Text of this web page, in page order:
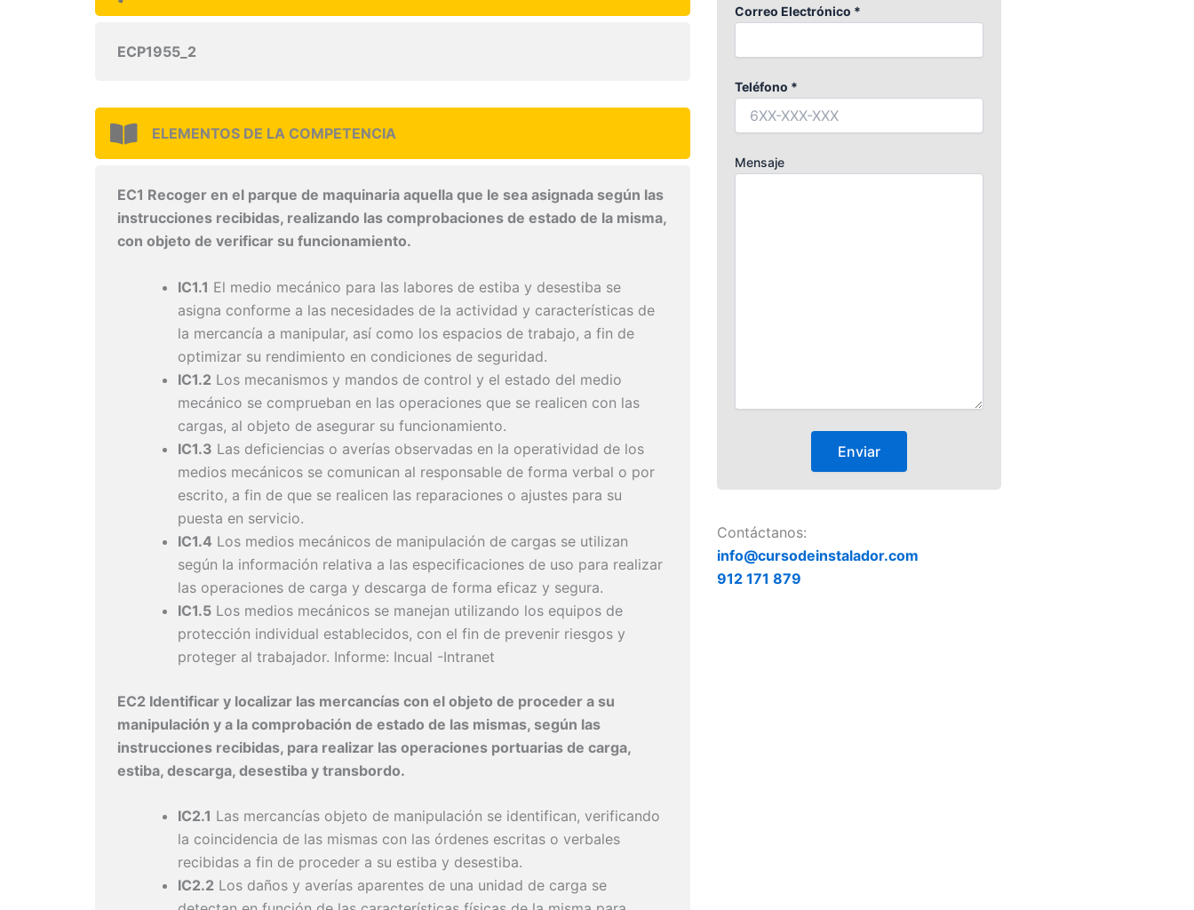
ECP1955_2
ELEMENTOS DE LA COMPETENCIA
EC1 Recoger en el parque de maquinaria aquella que le sea asignada según las
instrucciones recibidas, realizando las comprobaciones de estado de la misma,
con objeto de verificar su funcionamiento.
IC1.1 El medio mecánico para las labores de estiba y desestiba se
asigna conforme a las necesidades de la actividad y características de
la mercancía a manipular, así como los espacios de trabajo, a fin de
optimizar su rendimiento en condiciones de seguridad.
IC1.2 Los mecanismos y mandos de control y el estado del medio
mecánico se comprueban en las operaciones que se realicen con las
cargas, al objeto de asegurar su funcionamiento.
IC1.3 Las deficiencias o averías observadas en la operatividad de los
medios mecánicos se comunican al responsable de forma verbal o por
escrito, a fin de que se realicen las reparaciones o ajustes para su
puesta en servicio.
IC1.4 Los medios mecánicos de manipulación de cargas se utilizan
según la información relativa a las especificaciones de uso para realizar
las operaciones de carga y descarga de forma eficaz y segura.
IC1.5 Los medios mecánicos se manejan utilizando los equipos de
protección individual establecidos, con el fin de prevenir riesgos y
proteger al trabajador. Informe: Incual -Intranet
EC2 Identificar y localizar las mercancías con el objeto de proceder a su
manipulación y a la comprobación de estado de las mismas, según las
instrucciones recibidas, para realizar las operaciones portuarias de carga,
estiba, descarga, desestiba y transbordo.
IC2.1 Las mercancías objeto de manipulación se identifican, verificando
la coincidencia de las mismas con las órdenes escritas o verbales
recibidas a fin de proceder a su estiba y desestiba.
IC2.2 Los daños y averías aparentes de una unidad de carga se
Correo Electrónico *
Teléfono *
Mensaje
Contáctanos:
info@cursodeinstalador.com
912 171 879